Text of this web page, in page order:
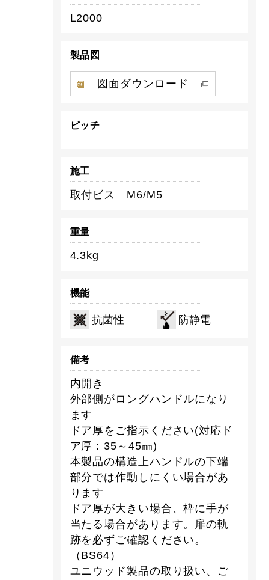
L2000
製品図
図面ダウンロード
ピッチ
施工
取付ビス M6/M5
重量
4.3kg
機能
抗菌性 防静電
備考
内開き
外部側がロングハンドルになり
ます
ドア厚をご指示ください(対応ド
ア厚：35～45㎜)
本製品の構造上ハンドルの下端
部分では作動しにくい場合があ
ります
ドア厚が大きい場合、枠に手が
当たる場合があります。扉の軌
跡を必ずご確認ください。
（BS64）
ユニウッド製品の取り扱い、ご